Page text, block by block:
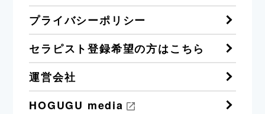
プライバシーポリシー
セラピスト登録希望の方はこちら
運営会社
HOGUGU media